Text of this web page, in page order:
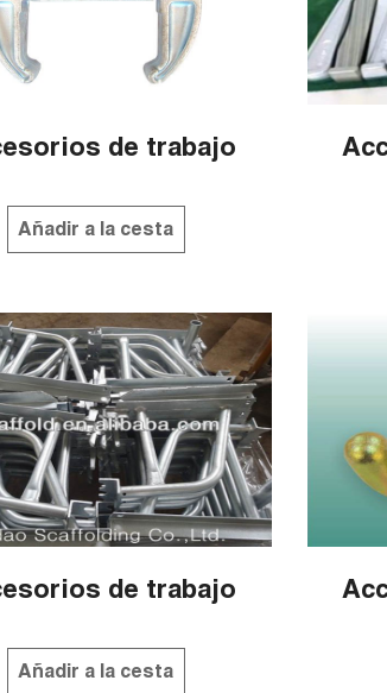
de trabajo
Añadir a la cesta
de trabajo
Añadir a la cesta